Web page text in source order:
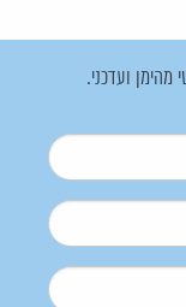
מהימן ועדכני.